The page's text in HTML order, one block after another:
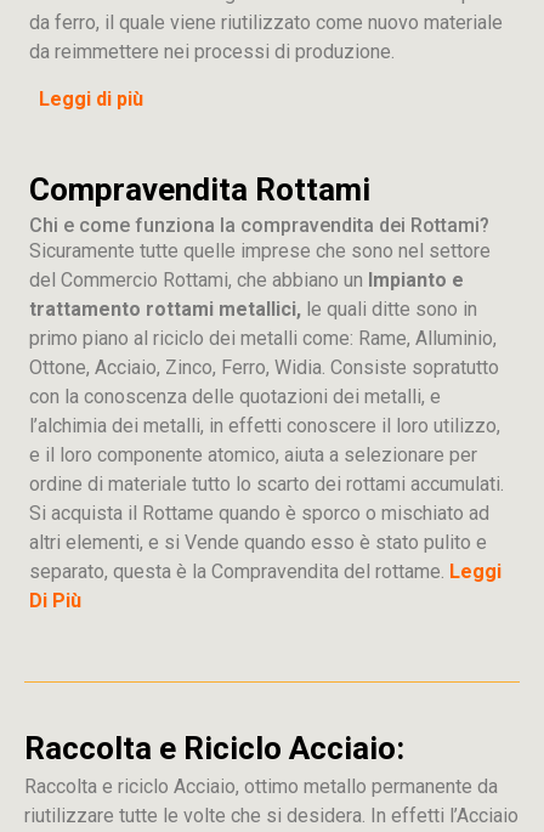
da ferro, il quale viene riutilizzato come nuovo materiale
da reimmettere nei processi di produzione.
Leggi di più
Compravendita Rottami
Chi e come funziona la compravendita dei Rottami?
Sicuramente tutte quelle imprese che sono nel settore
del Commercio Rottami, che abbiano un Impianto e
trattamento rottami metallici, le quali ditte sono in
primo piano al riciclo dei metalli come: Rame, Alluminio,
Ottone, Acciaio, Zinco, Ferro, Widia. Consiste sopratutto
con la conoscenza delle quotazioni dei metalli, e
l’alchimia dei metalli, in effetti conoscere il loro utilizzo,
e il loro componente atomico, aiuta a selezionare per
ordine di materiale tutto lo scarto dei rottami accumulati.
Si acquista il Rottame quando è sporco o mischiato ad
altri elementi, e si Vende quando esso è stato pulito e
separato, questa è la Compravendita del rottame. Leggi
Di Più
Raccolta e Riciclo Acciaio:
Raccolta e riciclo Acciaio, ottimo metallo permanente da
riutilizzare tutte le volte che si desidera. In effetti l’Acciaio